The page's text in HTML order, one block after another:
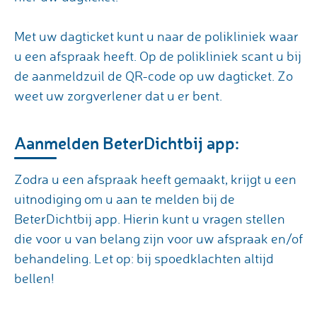
Met uw dagticket kunt u naar de polikliniek waar
u een afspraak heeft. Op de polikliniek scant u bij
de aanmeldzuil de QR-code op uw dagticket. Zo
weet uw zorgverlener dat u er bent.
Aanmelden BeterDichtbij app:
Zodra u een afspraak heeft gemaakt, krijgt u een
uitnodiging om u aan te melden bij de
BeterDichtbij app. Hierin kunt u vragen stellen
die voor u van belang zijn voor uw afspraak en/of
behandeling. Let op: bij spoedklachten altijd
bellen!